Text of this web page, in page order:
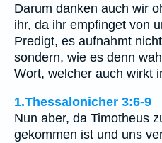
Darum danken auch wir
ihr, da ihr empfinget von
Predigt, es aufnahmt
sondern, wie es denn
Wort, welcher auch wirkt
1.Thessalonicher 3:6-9
Nun aber, da Timotheus
gekommen ist und uns